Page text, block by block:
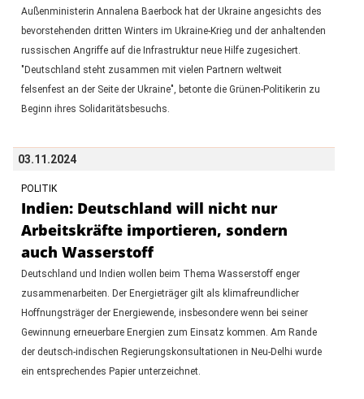
Außenministerin Annalena Baerbock hat der Ukraine angesichts des
bevorstehenden dritten Winters im Ukraine-Krieg und der anhaltenden
russischen Angriffe auf die Infrastruktur neue Hilfe zugesichert.
"Deutschland steht zusammen mit vielen Partnern weltweit
felsenfest an der Seite der Ukraine", betonte die Grünen-Politikerin zu
Beginn ihres Solidaritätsbesuchs.
03.11.2024
POLITIK
Indien: Deutschland will nicht nur
Arbeitskräfte importieren, sondern
auch Wasserstoff
Deutschland und Indien wollen beim Thema Wasserstoff enger
zusammenarbeiten. Der Energieträger gilt als klimafreundlicher
Hoffnungsträger der Energiewende, insbesondere wenn bei seiner
Gewinnung erneuerbare Energien zum Einsatz kommen. Am Rande
der deutsch-indischen Regierungskonsultationen in Neu-Delhi wurde
ein entsprechendes Papier unterzeichnet.